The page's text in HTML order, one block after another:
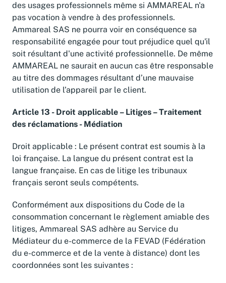
des usages professionnels même si AMMAREAL n'a
pas vocation à vendre à des professionnels.
Ammareal SAS ne pourra voir en conséquence sa
responsabilité engagée pour tout préjudice quel qu'il
soit résultant d'une activité professionnelle. De même
AMMAREAL ne saurait en aucun cas être responsable
au titre des dommages résultant d’une mauvaise
utilisation de l’appareil par le client.
Article 13 - Droit applicable – Litiges – Traitement
des réclamations - Médiation
Droit applicable : Le présent contrat est soumis à la
loi française. La langue du présent contrat est la
langue française. En cas de litige les tribunaux
français seront seuls compétents.
Conformément aux dispositions du Code de la
consommation concernant le règlement amiable des
litiges, Ammareal SAS adhère au Service du
Médiateur du e-commerce de la FEVAD (Fédération
du e-commerce et de la vente à distance) dont les
coordonnées sont les suivantes :